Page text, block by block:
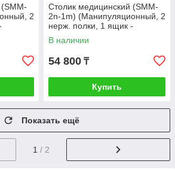
2
Столик медицинский (SMM-
2n-1m) (Манипуляционный, 2
нерж. полки, 1 ящик -
металл) Стандарт
В наличии
54 800 ₸
Купить
Показать ещё
1 / 2